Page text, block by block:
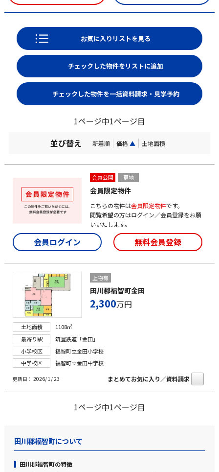
お気に入りリストを見る
1ページ中1ページ目
並び替え
新着順 価格 ▲ 土地面積
会員公開 更地
会員限定物件
こちらの物件は会員限定物件です。
閲覧希望の方はログイン／会員登録をお願
いいたします。
会員ログイン 無料会員登録
上物有
田川郡福智町金田
2,300万円
土地面積
1108㎡
最寄り駅
筑豊鉄道「金田」
小学校区
福智町立金田小学校
中学校区
福智町立金田中学校
更新日： 2026/ 1/ 23 まとめてお気に入り／資料請求
1ページ中1ページ目
田川郡福智町について
田川郡福智町の特徴